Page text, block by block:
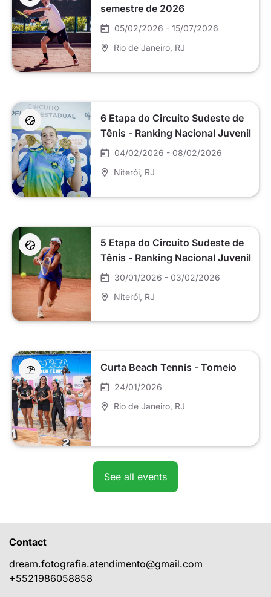
semestre de 2026
05/02/2026 - 15/07/2026
Rio de Janeiro , RJ
6 Etapa do Circuito Sudeste de
Tênis - Ranking Nacional Juvenil
2026 - G2 - Total Tennis Team
04/02/2026 - 08/02/2026
Niterói , RJ
5 Etapa do Circuito Sudeste de
Tênis - Ranking Nacional Juvenil
2026 - G2 - Total Tennis Team
30/01/2026 - 03/02/2026
Niterói , RJ
Curta Beach Tennis - Torneio
24/01/2026
Rio de Janeiro , RJ
See all events
Contact
dream.fotografia.atendimento@gmail.com
+5521986058858